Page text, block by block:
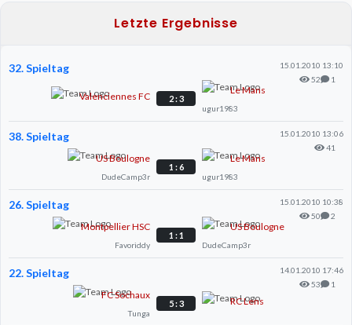
Letzte Ergebnisse
32. Spieltag
15.01.2010 13:10
52
1
Valenciennes FC 2 : 3
Le Mans
ugur1983
38. Spieltag
15.01.2010 13:06
41
US Boulogne
DudeCamp3r
1 : 6
Le Mans
ugur1983
26. Spieltag
15.01.2010 10:38
50
2
Montpellier HSC
Favoriddy
1 : 1
US Boulogne
DudeCamp3r
22. Spieltag
14.01.2010 17:46
53
1
FC Sochaux
Tunga
5 : 3 RC Lens